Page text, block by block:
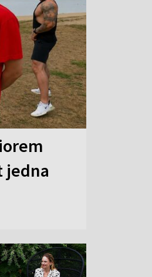
jedna